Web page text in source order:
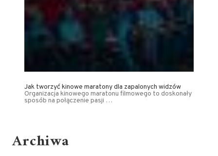
Jak tworzyć kinowe maratony dla zapalonych widzów
Organizacja kinowego maratonu filmowego to doskonały
sposób na połączenie pasji …
Archiwa